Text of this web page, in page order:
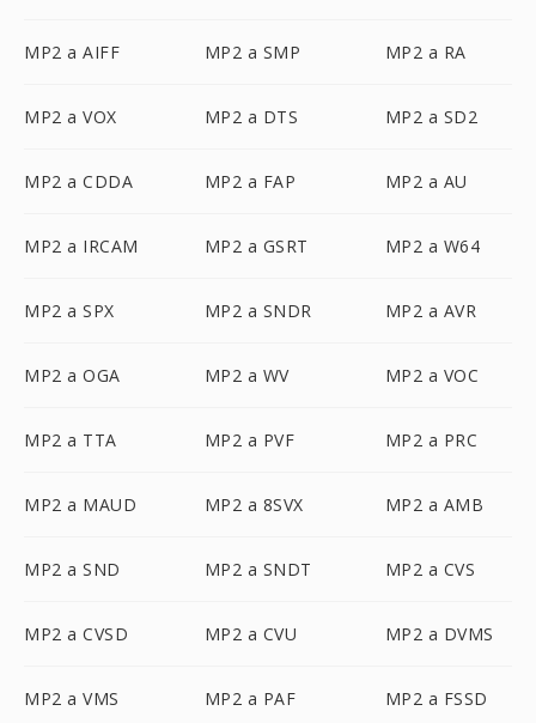
MP2 a AIFF MP2 a SMP MP2 a RA
MP2 a VOX MP2 a DTS MP2 a SD2
MP2 a CDDA MP2 a FAP MP2 a AU
MP2 a IRCAM MP2 a GSRT MP2 a W64
MP2 a SPX MP2 a SNDR MP2 a AVR
MP2 a OGA MP2 a WV MP2 a VOC
MP2 a TTA MP2 a PVF MP2 a PRC
MP2 a MAUD MP2 a 8SVX MP2 a AMB
MP2 a SND MP2 a SNDT MP2 a CVS
MP2 a CVSD MP2 a CVU MP2 a DVMS
MP2 a VMS MP2 a PAF MP2 a FSSD